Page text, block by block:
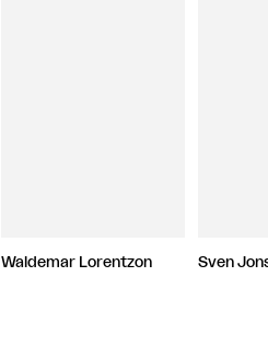
Waldemar Lorentzon Sven